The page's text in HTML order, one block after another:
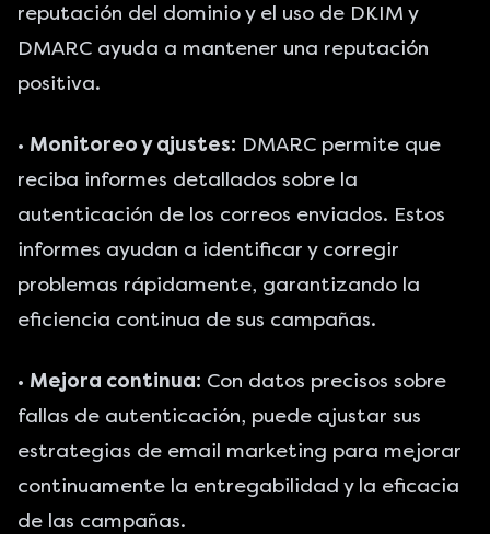
reputación del dominio y el uso de DKIM y
DMARC ayuda a mantener una reputación
positiva.
• Monitoreo y ajustes: DMARC permite que
reciba informes detallados sobre la
autenticación de los correos enviados. Estos
informes ayudan a identificar y corregir
problemas rápidamente, garantizando la
eficiencia continua de sus campañas.
• Mejora continua: Con datos precisos sobre
fallas de autenticación, puede ajustar sus
estrategias de email marketing para mejorar
continuamente la entregabilidad y la eficacia
de las campañas.